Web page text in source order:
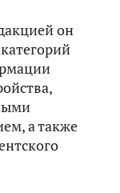
он
а также